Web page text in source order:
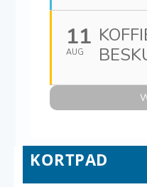
11
AUG
KORTPAD